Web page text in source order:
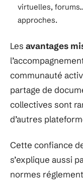
virtuelles,
approches.
Les avantages
communauté
partage de
collectives sont
d’autres
Cette confiance
s’explique aussi
normes